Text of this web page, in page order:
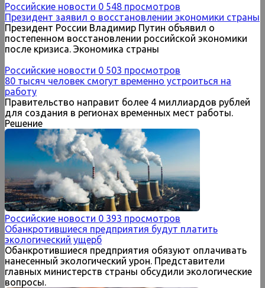
Российские новости 0 548 просмотров
Президент заявил о восстановлении экономики страны
Президент России Владимир Путин объявил о
постепенном восстановлении российской экономики
после кризиса. Экономика страны
Российские новости 0 503 просмотров
80 тысяч человек смогут временно устроиться на
работу
Правительство направит более 4 миллиардов рублей
для создания в регионах временных мест работы.
Решение
Российские новости 0 393 просмотров
Обанкротившиеся предприятия будут платить
экологический ущерб
Обанкротившиеся предприятия обязуют оплачивать
нанесенный экологический урон. Представители
главных министерств страны обсудили экологические
вопросы.